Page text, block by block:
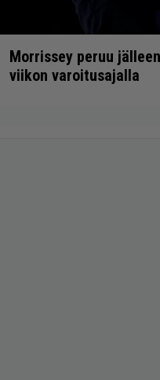
Morrissey peruu
viikon varoitusajalla